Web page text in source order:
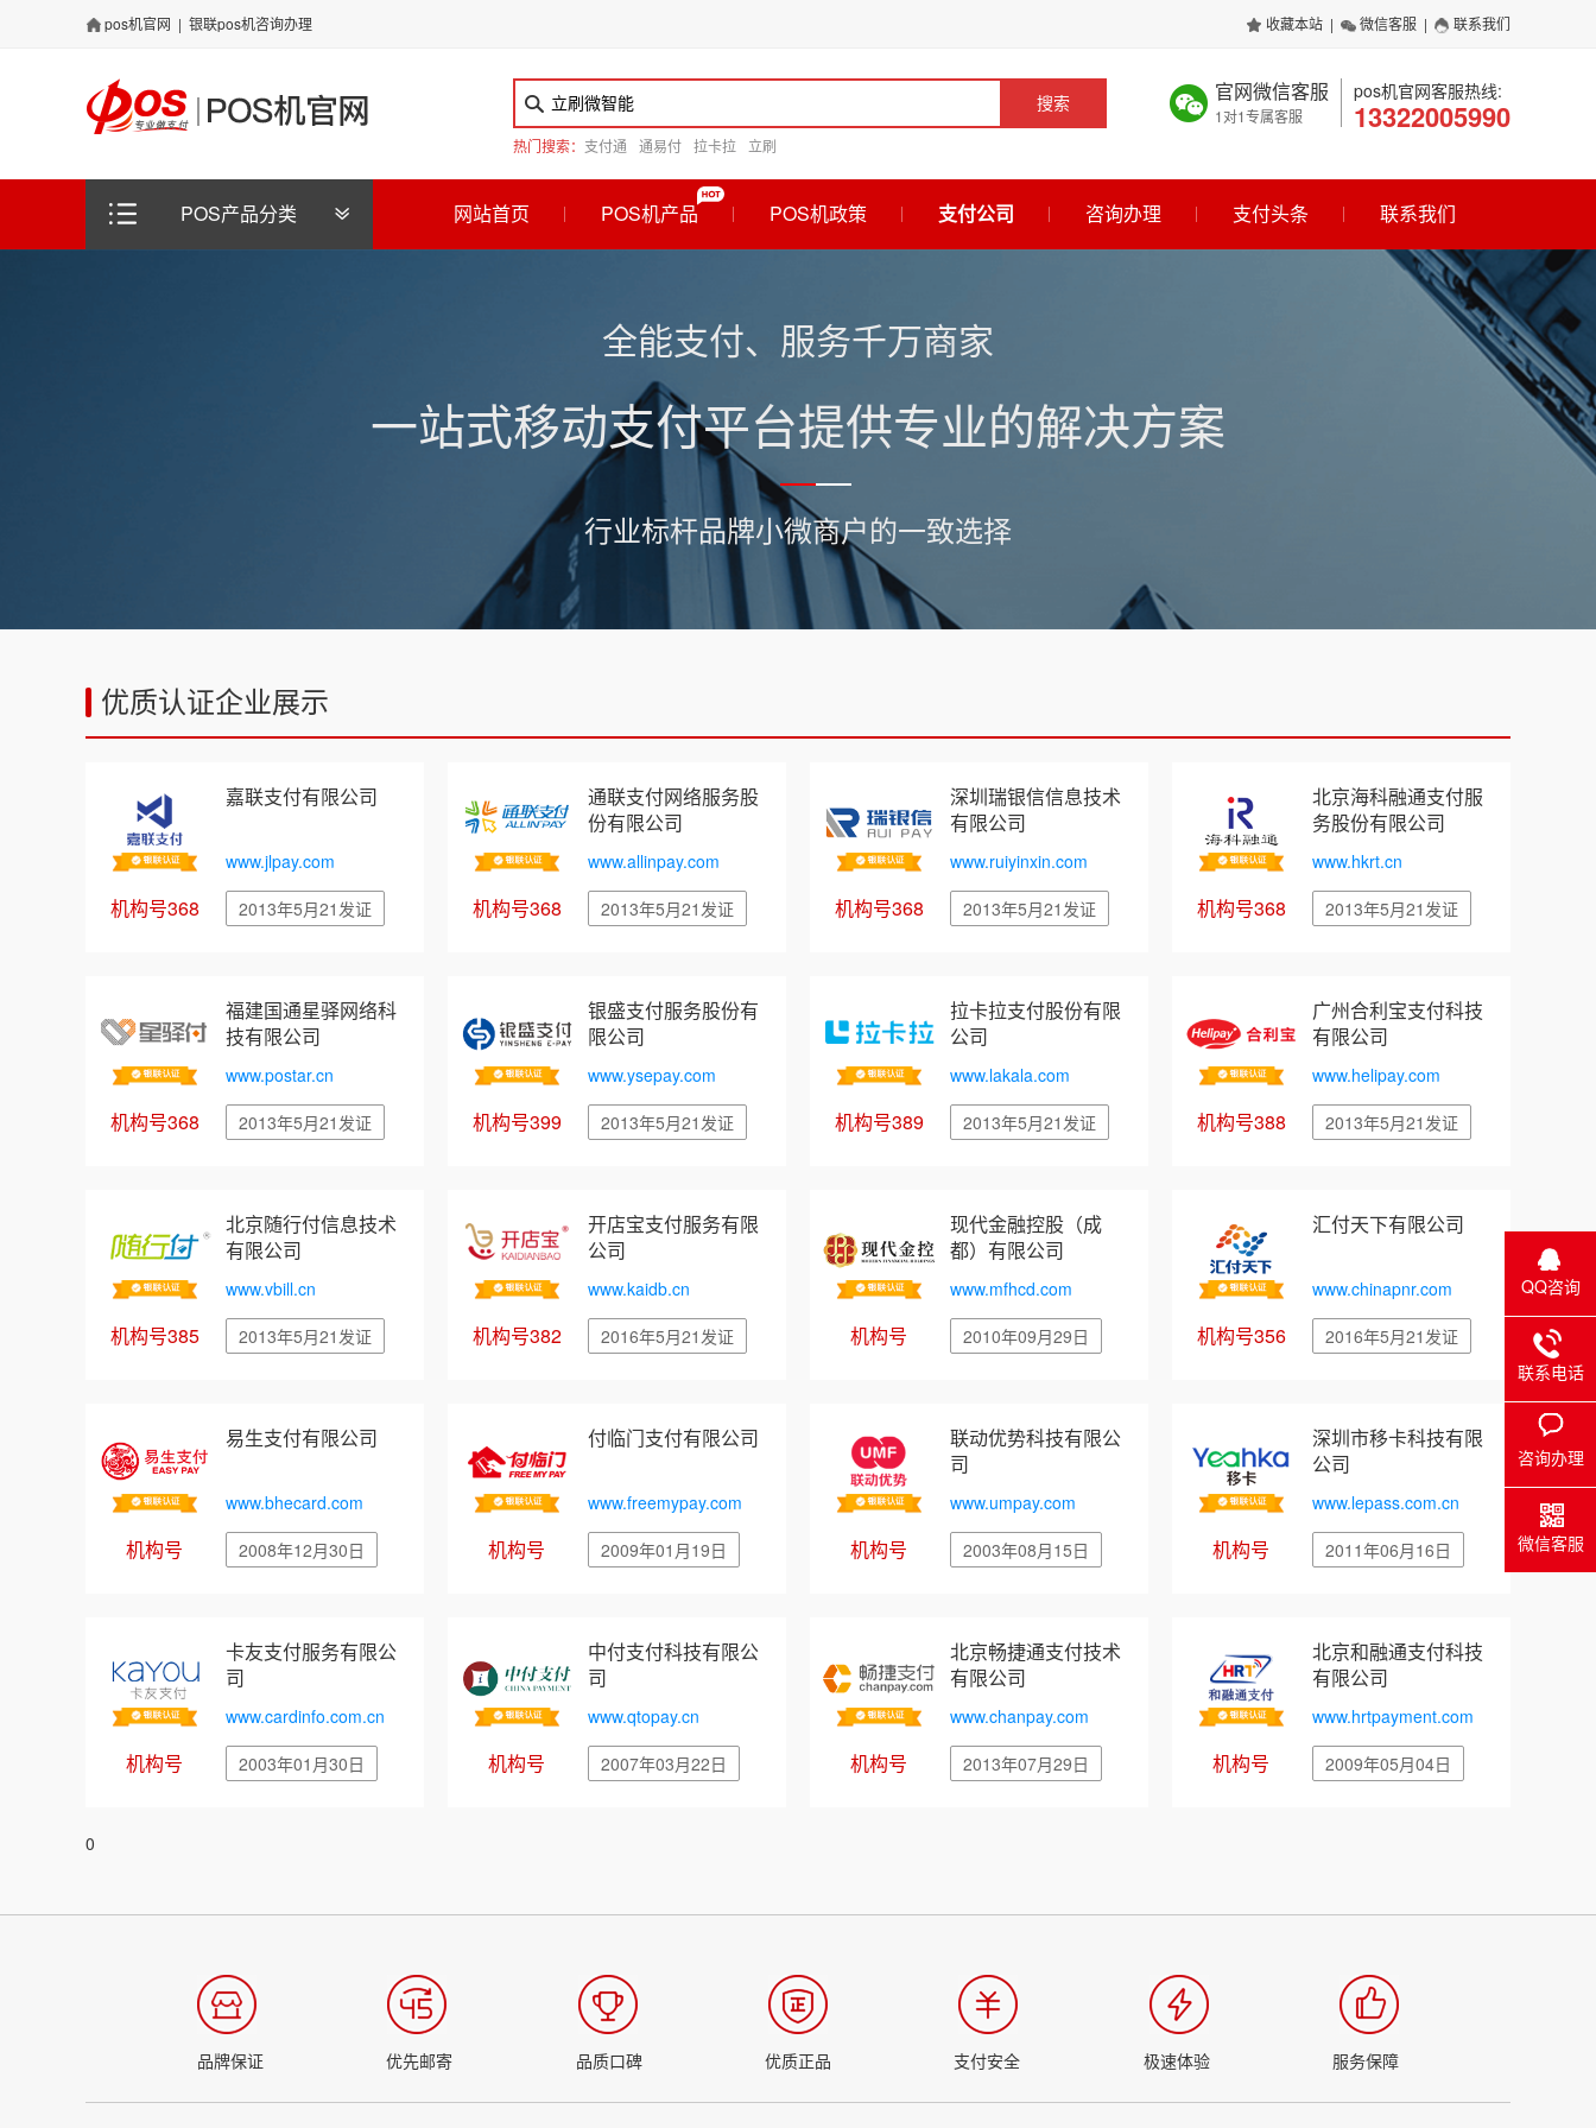
收藏本站 | 微信客服 | 联系我们
pos机官网 | 银联pos机咨询办理
搜索
热门搜索： 支付通 通易付 拉卡拉 立刷
pos机官网客服热线:
13322005990
官网微信客服
1对1专属客服
POS产品分类 网站首页 POS机产品 POS机政策 支付公司 咨询办理 支付头条 联系我们
全能支付、服务千万商家
一站式移动支付平台提供专业的解决方案
行业标杆品牌小微商户的一致选择
优质认证企业展示
机构号368
嘉联支付有限公司
www.jlpay.com
2013年5月21发证
机构号368
通联支付网络服务股
份有限公司
www.allinpay.com
2013年5月21发证
机构号368
深圳瑞银信信息技术
有限公司
www.ruiyinxin.com
2013年5月21发证
机构号368
北京海科融通支付服
务股份有限公司
www.hkrt.cn
2013年5月21发证
机构号368
福建国通星驿网络科
技有限公司
www.postar.cn
2013年5月21发证
机构号399
银盛支付服务股份有
限公司
www.ysepay.com
2013年5月21发证
机构号389
拉卡拉支付股份有限
公司
www.lakala.com
2013年5月21发证
机构号388
广州合利宝支付科技
有限公司
www.helipay.com
2013年5月21发证
机构号385
北京随行付信息技术
有限公司
www.vbill.cn
2013年5月21发证
机构号382
开店宝支付服务有限
公司
www.kaidb.cn
2016年5月21发证
机构号
现代金融控股（成
都）有限公司
www.mfhcd.com
2010年09月29日
机构号356
汇付天下有限公司
www.chinapnr.com
2016年5月21发证
机构号
易生支付有限公司
www.bhecard.com
2008年12月30日
机构号
付临门支付有限公司
www.freemypay.com
2009年01月19日
机构号
联动优势科技有限公
司
www.umpay.com
2003年08月15日
机构号
深圳市移卡科技有限
公司
www.lepass.com.cn
2011年06月16日
机构号
卡友支付服务有限公
司
www.cardinfo.com.cn
2003年01月30日
机构号
中付支付科技有限公
司
www.qtopay.cn
2007年03月22日
机构号
北京畅捷通支付技术
有限公司
www.chanpay.com
2013年07月29日
机构号
北京和融通支付科技
有限公司
www.hrtpayment.com
2009年05月04日
0
品牌保证 优先邮寄 品质口碑 优质正品 支付安全 极速体验 服务保障
QQ咨询
联系电话
咨询办理
微信客服